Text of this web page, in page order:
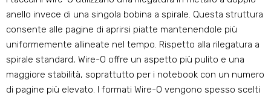
anello invece di una singola bobina a spirale. Questa struttura
consente alle pagine di aprirsi piatte mantenendole più
uniformemente allineate nel tempo. Rispetto alla rilegatura a
spirale standard, Wire-O offre un aspetto più pulito e una
maggiore stabilità, soprattutto per i notebook con un numero
di pagine più elevato. I formati Wire-O vengono spesso scelti